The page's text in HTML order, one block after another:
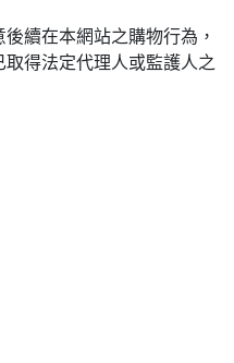
續在本網站之購物行為，
得法定代理人或監護人之